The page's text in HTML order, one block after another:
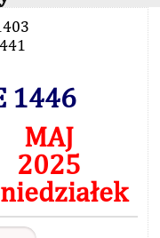
1446
MAJ
2025